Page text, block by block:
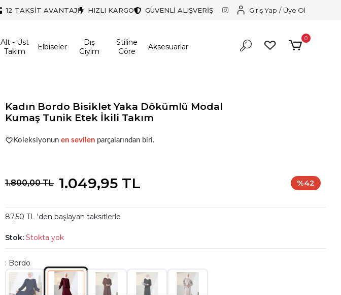
12 TAKSİT AVANTAJI HIZLI KARGO GÜVENLİ ALIŞVERİŞ Giriş Yap / Üye Ol
Alt - Üst
Takım
Elbiseler
Dış
Giyim
Stiline
Göre
Aksesuarlar
0
Kadın Bordo Bisiklet Yaka Dökümlü Modal
Kumaş Tunik Etek İkili Takım
Acele et! Stoklar hızla azalıyor!
Koleksiyonun en sevilenparçalarından biri.
1.800,00 TL 1.049,95 TL %42
87,50 TL 'den başlayan taksitlerle
Stok: Stokta yok
: Bordo